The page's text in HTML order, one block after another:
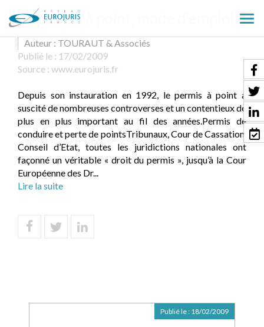
le
Le permis à point, mode d'emploi
Auteur : TOURAUT & Associés
Publié le : 17/02/2009
Source : www.eurojuris.fr
Depuis son instauration en 1992, le permis à point a
suscité de nombreuses controverses et un contentieux de
plus en plus important au fil des années.Permis de
conduire et perte de pointsTribunaux, Cour de Cassation,
Conseil d’Etat, toutes les juridictions nationales ont
façonné un véritable « droit du permis », jusqu’à la Cour
Européenne des Dr...
Lire la suite
Publié le : 18/02/2009